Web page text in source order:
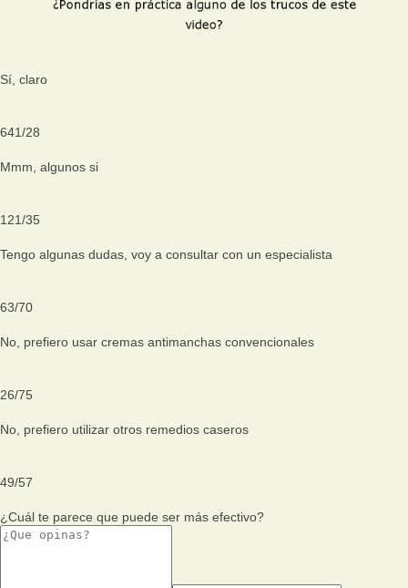
Sí, claro
641/28
Mmm, algunos si
121/35
Tengo algunas dudas, voy a consultar con un especialista
63/70
No, prefiero usar cremas antimanchas convencionales
26/75
No, prefiero utilizar otros remedios caseros
49/57
¿Cuál te parece que puede ser más efectivo?